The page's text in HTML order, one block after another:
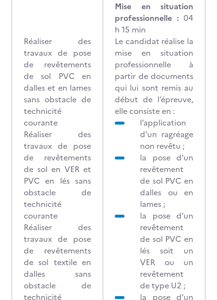
Réaliser des
travaux de pose
de revêtements
de sol PVC en
dalles et en lames
sans obstacle de
technicité
courante
Réaliser des
travaux de pose
de revêtements
de sol en VER et
PVC en lés sans
obstacle de
technicité
courante
Réaliser des
travaux de pose
de revêtements
de sol textile en
dalles sans
obstacle de
technicité
Mise en situation
professionnelle : 04
h 15 min
Le candidat réalise la
mise en situation
professionnelle à
partir de documents
qui lui sont remis au
début de l’épreuve,
elle consiste en :
l’application
d’un ragréage
non revêtu ;
la pose d’un
revêtement
de sol PVC en
dalles ou en
lames ;
la pose d’un
revêtement
de sol PVC en
lés soit un
VER ou un
revêtement
de type U2 ;
la pose d’un